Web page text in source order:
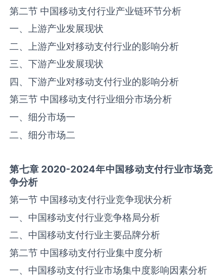
第二节 中国移动支付行业产业链环节分析
一、上游产业发展现状
二、上游产业对移动支付行业的影响分析
三、下游产业发展现状
四、下游产业对移动支付行业的影响分析
第三节 中国移动支付行业细分市场分析
一、细分市场一
二、细分市场二
第七章 2020-2024年中国移动支付行业市场竞
争分析
第一节 中国移动支付行业竞争现状分析
一、中国移动支付行业竞争格局分析
二、中国移动支付行业主要品牌分析
第二节 中国移动支付行业集中度分析
一、中国移动支付行业市场集中度影响因素分析